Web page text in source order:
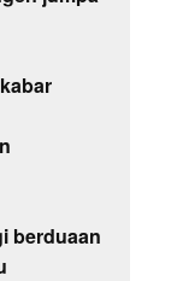
berduaan